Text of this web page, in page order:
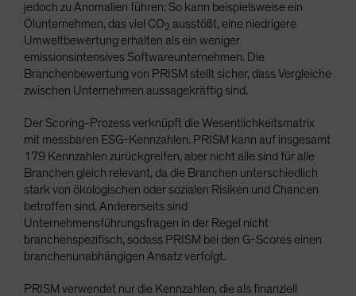
jedoch zu Anomalien führen: So kann beispielsweise ein
Ölunternehmen, das viel CO2 ausstößt, eine niedrigere
Umweltbewertung erhalten als ein weniger
emissionsintensives Softwareunternehmen. Die
Branchenbewertung von PRISM stellt sicher, dass Vergleiche
zwischen Unternehmen aussagekräftig sind.
Der Scoring-Prozess verknüpft die Wesentlichkeitsmatrix
mit messbaren ESG-Kennzahlen. PRISM kann auf insgesamt
179 Kennzahlen zurückgreifen, aber nicht alle sind für alle
Branchen gleich relevant, da die Branchen unterschiedlich
stark von ökologischen oder sozialen Risiken und Chancen
betroffen sind. Andererseits sind
Unternehmensführungsfragen in der Regel nicht
branchenspezifisch, sodass PRISM bei den G-Scores einen
branchenunabhängigen Ansatz verfolgt.
PRISM verwendet nur die Kennzahlen, die als finanziell